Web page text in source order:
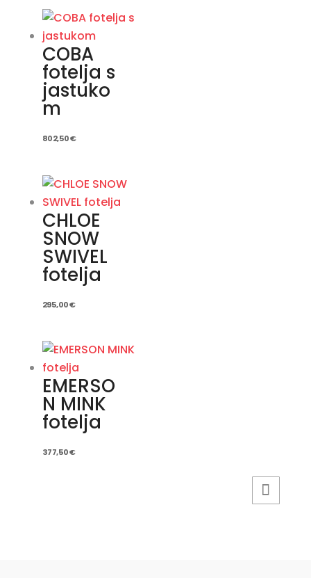
COBA
fotelja s
jastuko
m
802,50€
CHLOE
SNOW
SWIVEL
fotelja
295,00€
EMERSO
N MINK
fotelja
377,50€